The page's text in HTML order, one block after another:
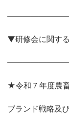
▼研修会に関す
★令和７年度農
ブランド戦略及